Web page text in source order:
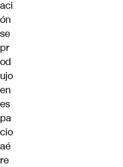
aci
ón
se
pr
od
ujo
en
es
pa
cio
aé
re